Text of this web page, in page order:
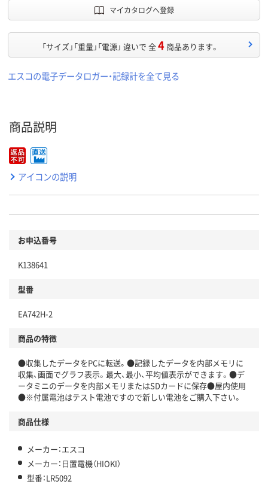
マイカタログへ登録
「サイズ」「重量」「電源」 違いで 全4 商品あります。
エスコの電子データロガー・記録計を全て見る
商品説明
アイコンの説明
お申込番号
K138641
型番
EA742H-2
商品の特徴
●収集したデータをPCに転送。●記録したデータを内部メモリに
収集、画面でグラフ表示。最大、最小、平均値表示ができます。●デ
ータミニのデータを内部メモリまたはSDカードに保存●屋内使用
●※付属電池はテスト電池ですので新しい電池をご購入下さい。
商品仕様
メーカー：エスコ
メーカー：日置電機（HIOKI）
型番：LR5092